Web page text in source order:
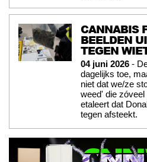
CANNABIS
BEELDEN
TEGEN
04 juni 2026 -
dagelijks toe,
niet dat we/ze
weed' die
etaleert dat
tegen afsteekt.